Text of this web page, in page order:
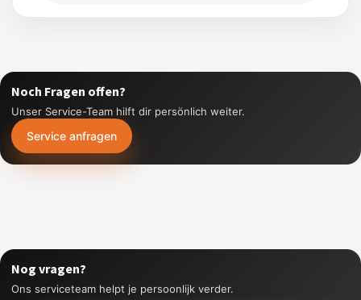
Noch Fragen offen?
Unser Service-Team hilft dir persönlich weiter.
Service anfragen
Nog vragen?
Ons serviceteam helpt je persoonlijk verder.